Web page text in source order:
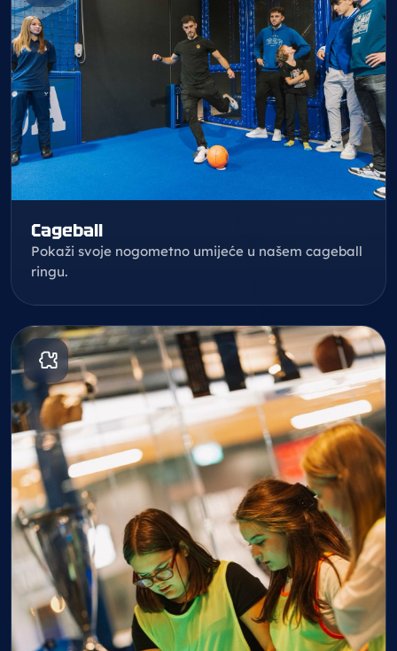
Cageball
Pokaži svoje nogometno umijeće u našem cageball
ringu.